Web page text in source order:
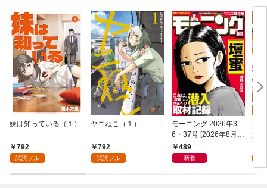
妹は知っている（１）
792
試読フル
ヤニねこ（１）
792
試読フル
モーニング 2026年3
6・37号 [2026年8月6
日発売]
489
新着
ゲ
貴
を
し